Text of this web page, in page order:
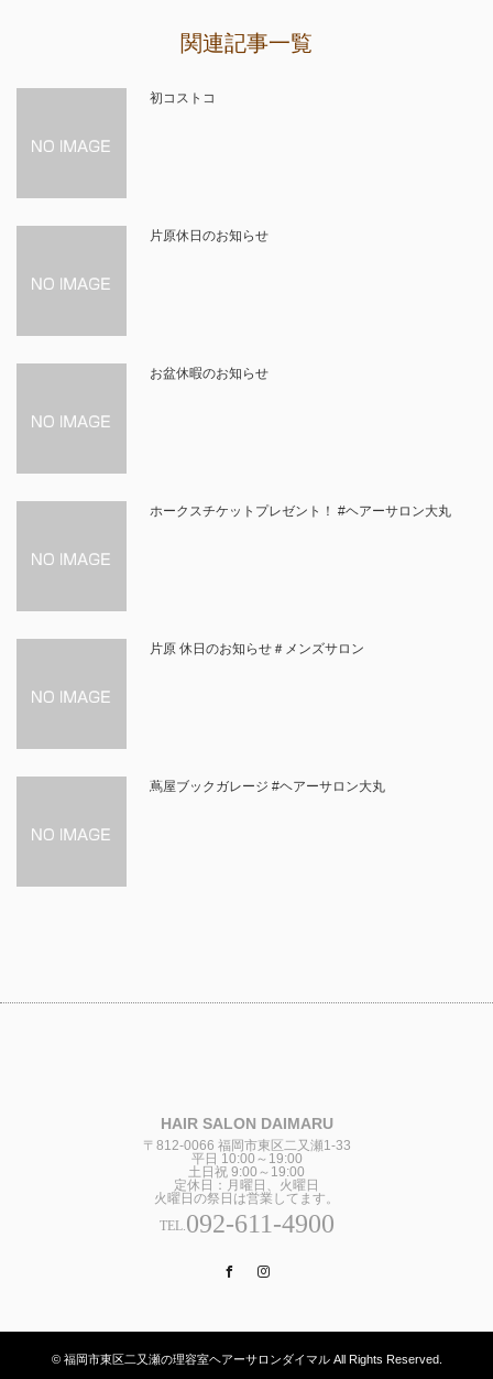
関連記事一覧
初コストコ
片原休日のお知らせ
お盆休暇のお知らせ
ホークスチケットプレゼント！ #ヘアーサロン大丸
片原 休日のお知らせ＃メンズサロン
蔦屋ブックガレージ #ヘアーサロン大丸
HAIR SALON DAIMARU
〒812-0066 福岡市東区二又瀬1-33
平日 10:00～19:00
土日祝 9:00～19:00
定休日：月曜日、火曜日
火曜日の祭日は営業してます。
TEL.092-611-4900
Facebook
© 福岡市東区二又瀬の理容室ヘアーサロンダイマル All Rights Reserved.